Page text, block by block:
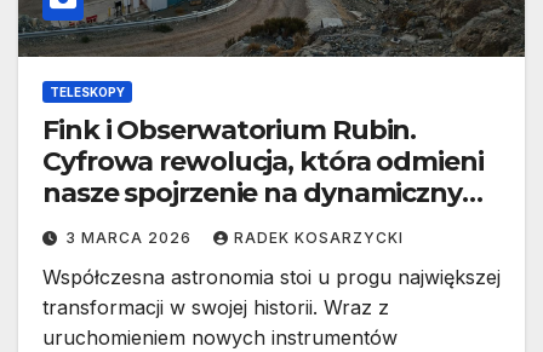
TELESKOPY
Fink i Obserwatorium Rubin.
Cyfrowa rewolucja, która odmieni
nasze spojrzenie na dynamiczny
kosmos
3 MARCA 2026 RADEK KOSARZYCKI
Współczesna astronomia stoi u progu największej
transformacji w swojej historii. Wraz z
uruchomieniem nowych instrumentów